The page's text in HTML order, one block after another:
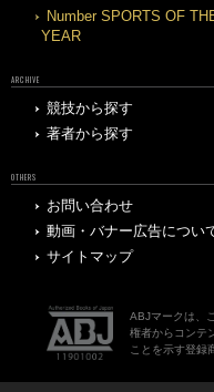
Number SPORTS OF
YEAR
ARCHIVE
競技から探す
著者から探す
OTHERS
お問い合わせ
動画・バナー広告につい
サイトマップ
ABJマークは、
権者からコンテ
ことを示す登録